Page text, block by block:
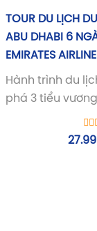
TOUR DU LỊCH
ABU DHABI 6
EMIRATES
Hành trình du
phá 3 tiểu
và Abu Dhabi. C
nghiệm thú vị